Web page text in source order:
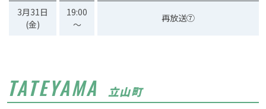
3月31日
(金)
19:00
～
再放送⑦
TATEYAMA 立山町